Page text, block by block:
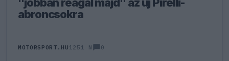
abroncsokra
MOTORSPORT.HU 1251 N 0